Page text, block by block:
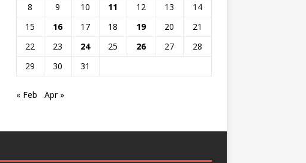
8
9 10 11 12 13
14
15
16 17 18 19 20
21
22
23 24 25 26 27
28
29
30 31
« Feb Apr »